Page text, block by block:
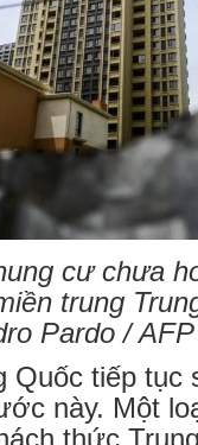
cư chưa
trung
Pardo /
Quốc tiếp tục
này. Một
thức